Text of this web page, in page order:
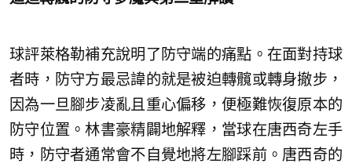
球評萊格勒補充說明了防守端的痛點。在面對持球
者時，防守方最忌諱的就是被迫轉髖或轉身撤步，
因為一旦腳步凌亂且重心偏移，便極難恢復原本的
防守位置。林書豪精闢地解釋，當球在唐西奇左手
時，防守者通常會不自覺地將左腳踩前。唐西奇的